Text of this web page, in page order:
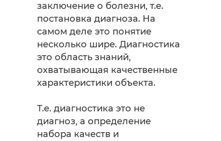
заключение о болезни, т.е.
постановка диагноза. На
самом деле это понятие
несколько шире. Диагностика
это область знаний,
охватывающая качественные
характеристики объекта.
Т.е. диагностика это не
диагноз, а определение
набора качеств и